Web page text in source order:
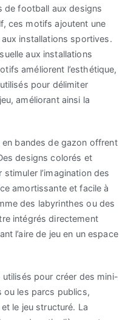
de football aux designs
ces motifs ajoutent une
installations sportives.
aux installations
améliorent l’esthétique,
pour délimiter
améliorant ainsi la
bandes de gazon offrent
designs colorés et
l’imagination des
amortissante et facile à
des labyrinthes ou des
intégrés directement
l’aire de jeu en un espace
pour créer des mini-
ou les parcs publics,
le jeu structuré. La